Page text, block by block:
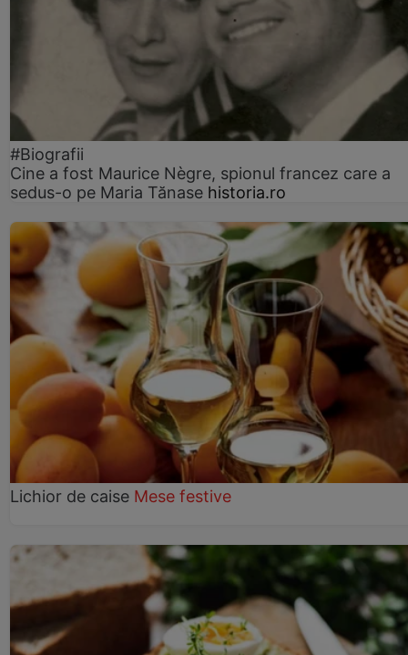
#Biografii
Cine a fost Maurice Nègre, spionul francez care a
sedus-o pe Maria Tănase historia.ro
Lichior de caise Mese festive